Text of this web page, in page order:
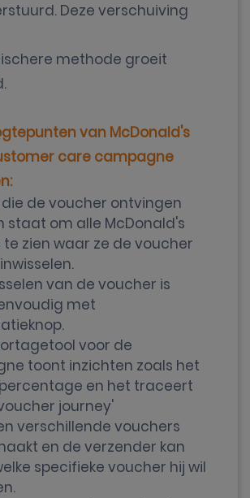
Deze verschuiving
methode groeit
van McDonald's
care campagne
de voucher ontvingen
staat om alle McDonald's
zien waar ze de voucher
van de voucher is
met
voor de
toont inzichten zoals het
en het traceert
journey'
verschillende vouchers
en de verzender kan
specifieke voucher hij wil